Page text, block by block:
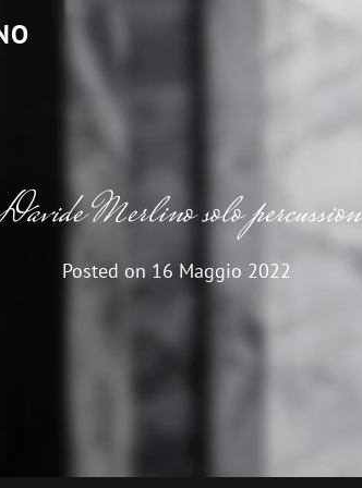
Merlino solo percussion
Posted on 16 Maggio 2022